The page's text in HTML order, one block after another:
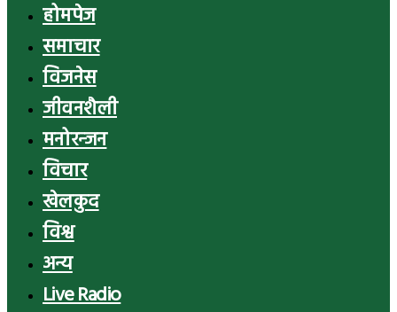
होमपेज
समाचार
विजनेस
जीवनशैली
मनोरन्जन
विचार
खेलकुद
विश्व
अन्य
Live Radio